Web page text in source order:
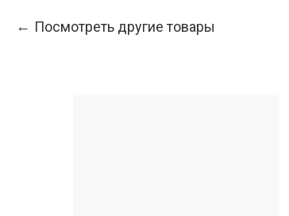
Посмотреть другие товары